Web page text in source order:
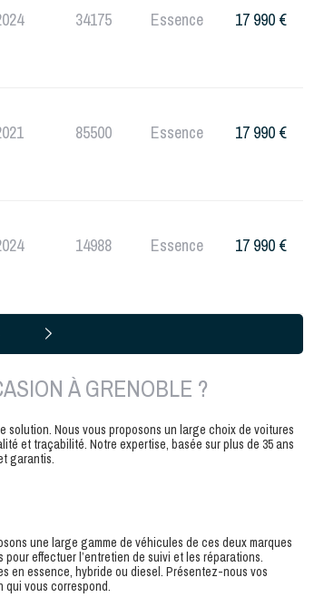
34175 Essence 17 990 €
85500 Essence 17 990 €
14988 Essence 17 990 €
À GRENOBLE ?
solution. Nous vous proposons un large choix de voitures
et traçabilité. Notre expertise, basée sur plus de 35 ans
garantis.
une large gamme de véhicules de ces deux marques
effectuer l’entretien de suivi et les réparations.
en essence, hybride ou diesel. Présentez-nous vos
vous correspond.